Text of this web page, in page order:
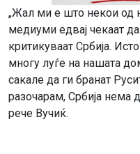
„Жал ми е што некои од
медиуми едвај чекаат
критикуваат Србија.
многу луѓе на нашата
сакале да ги бранат
разочарам, Србија нема
рече Вучиќ.